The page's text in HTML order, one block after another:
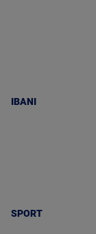
IBANI
SPORT